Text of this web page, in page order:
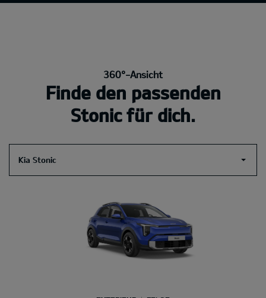
360°-Ansicht
Finde den passenden
Stonic für dich.
Kia Stonic